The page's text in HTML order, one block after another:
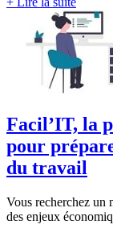
Facil’IT, la
pour
du travail
Vous recherchez un
des enjeux